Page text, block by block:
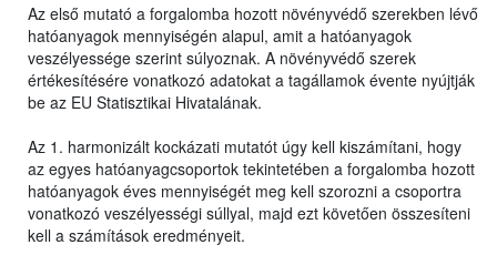
Az első mutató a forgalomba hozott növényvédő szerekben lévő
hatóanyagok mennyiségén alapul, amit a hatóanyagok
veszélyessége szerint súlyoznak. A növényvédő szerek
értékesítésére vonatkozó adatokat a tagállamok évente nyújtják
be az EU Statisztikai Hivatalának.
Az 1. harmonizált kockázati mutatót úgy kell kiszámítani, hogy
az egyes hatóanyagcsoportok tekintetében a forgalomba hozott
hatóanyagok éves mennyiségét meg kell szorozni a csoportra
vonatkozó veszélyességi súllyal, majd ezt követően összesíteni
kell a számítások eredményeit.